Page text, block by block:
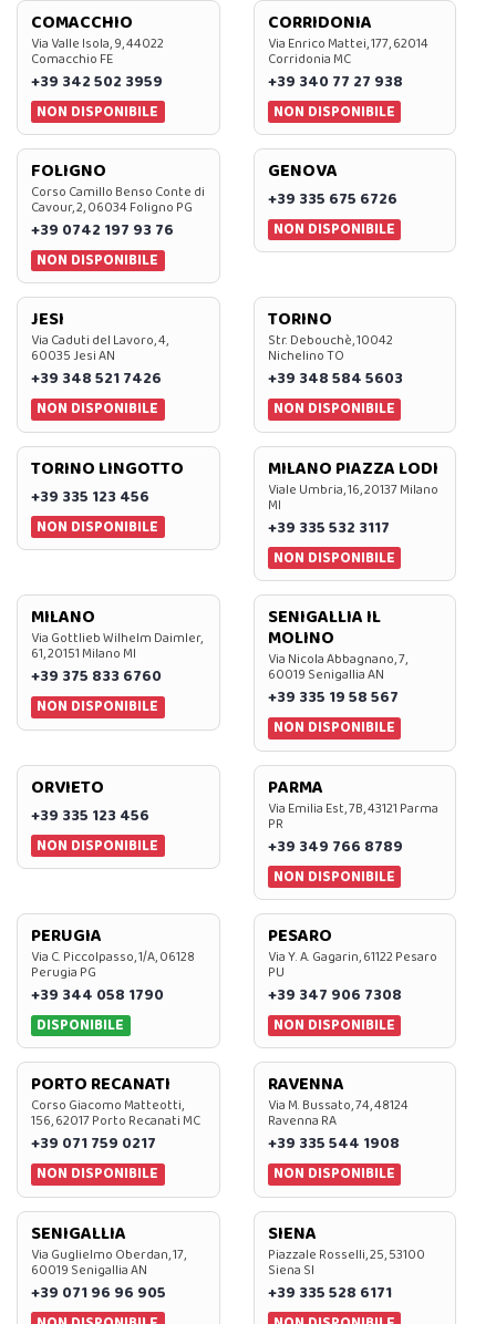
COMACCHIO
Via Valle Isola, 9, 44022
Comacchio FE
+39 342 502 3959
NON DISPONIBILE
CORRIDONIA
Via Enrico Mattei, 177, 62014
Corridonia MC
+39 340 77 27 938
NON DISPONIBILE
FOLIGNO
Corso Camillo Benso Conte di
Cavour, 2, 06034 Foligno PG
+39 0742 197 93 76
NON DISPONIBILE
GENOVA
+39 335 675 6726
NON DISPONIBILE
JESI
Via Caduti del Lavoro, 4,
60035 Jesi AN
+39 348 521 7426
NON DISPONIBILE
TORINO
Str. Debouchè, 10042
Nichelino TO
+39 348 584 5603
NON DISPONIBILE
TORINO LINGOTTO
+39 335 123 456
NON DISPONIBILE
MILANO PIAZZA LODI
Viale Umbria, 16, 20137 Milano
MI
+39 335 532 3117
NON DISPONIBILE
MILANO
Via Gottlieb Wilhelm Daimler,
61, 20151 Milano MI
+39 375 833 6760
NON DISPONIBILE
SENIGALLIA IL
MOLINO
Via Nicola Abbagnano, 7,
60019 Senigallia AN
+39 335 19 58 567
NON DISPONIBILE
ORVIETO
+39 335 123 456
NON DISPONIBILE
PARMA
Via Emilia Est, 7B, 43121 Parma
PR
+39 349 766 8789
NON DISPONIBILE
PERUGIA
Via C. Piccolpasso, 1/A, 06128
Perugia PG
+39 344 058 1790
DISPONIBILE
PESARO
Via Y. A. Gagarin, 61122 Pesaro
PU
+39 347 906 7308
NON DISPONIBILE
PORTO RECANATI
Corso Giacomo Matteotti,
156, 62017 Porto Recanati MC
+39 071 759 0217
NON DISPONIBILE
RAVENNA
Via M. Bussato, 74, 48124
Ravenna RA
+39 335 544 1908
NON DISPONIBILE
SENIGALLIA
Via Guglielmo Oberdan, 17,
60019 Senigallia AN
+39 071 96 96 905
SIENA
Piazzale Rosselli, 25, 53100
Siena SI
+39 335 528 6171